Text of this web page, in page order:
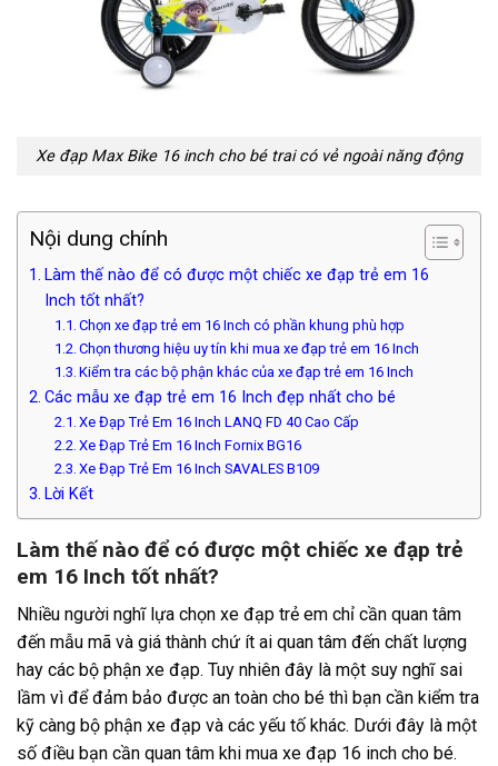
Xe đạp Max Bike 16 inch cho bé trai có vẻ ngoài năng động
Nội dung chính
Làm thế nào để có được một chiếc xe đạp trẻ em 16
Inch tốt nhất?
Chọn xe đạp trẻ em 16 Inch có phần khung phù hợp
Chọn thương hiệu uy tín khi mua xe đạp trẻ em 16 Inch
Kiểm tra các bộ phận khác của xe đạp trẻ em 16 Inch
Các mẫu xe đạp trẻ em 16 Inch đẹp nhất cho bé
Xe Đạp Trẻ Em 16 Inch LANQ FD 40 Cao Cấp
Xe Đạp Trẻ Em 16 Inch Fornix BG16
Xe Đạp Trẻ Em 16 Inch SAVALES B109
Lời Kết
Làm thế nào để có được một chiếc xe đạp trẻ
em 16 Inch tốt nhất?
Nhiều người nghĩ lựa chọn xe đạp trẻ em chỉ cần quan tâm
đến mẫu mã và giá thành chứ ít ai quan tâm đến chất lượng
hay các bộ phận xe đạp. Tuy nhiên đây là một suy nghĩ sai
lầm vì để đảm bảo được an toàn cho bé thì bạn cần kiểm tra
kỹ càng bộ phận xe đạp và các yếu tố khác. Dưới đây là một
số điều bạn cần quan tâm khi mua xe đạp 16 inch cho bé.